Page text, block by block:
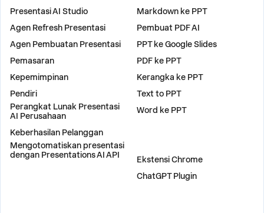
Presentasi AI Studio
Agen Refresh Presentasi
Agen Pembuatan Presentasi
Pemasaran
Kepemimpinan
Pendiri
Perangkat Lunak Presentasi
AI Perusahaan
Keberhasilan Pelanggan
Mengotomatiskan presentasi
dengan Presentations AI API
Markdown ke PPT
Pembuat PDF AI
PPT ke Google Slides
PDF ke PPT
Kerangka ke PPT
Text to PPT
Word ke PPT
Ekstensi Chrome
ChatGPT Plugin